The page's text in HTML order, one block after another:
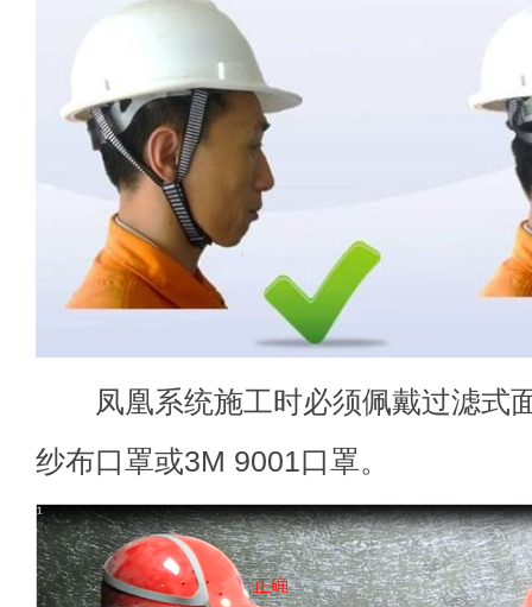
凤凰系统施工时必须佩戴过滤式
纱布口罩或3M 9001口罩。